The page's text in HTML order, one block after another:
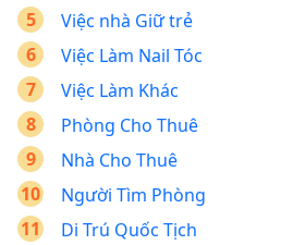
Việc nhà Giữ trẻ
Việc Làm Nail Tóc
Việc Làm Khác
Phòng Cho Thuê
Nhà Cho Thuê
Người Tìm Phòng
Di Trú Quốc Tịch